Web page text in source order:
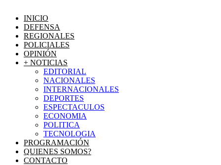
INICIO
DEFENSA
REGIONALES
POLICIALES
OPINIÓN
+ NOTICIAS
EDITORIAL
NACIONALES
INTERNACIONALES
DEPORTES
ESPECTACULOS
ECONOMIA
POLITICA
TECNOLOGIA
PROGRAMACIÓN
QUIENES SOMOS?
CONTACTO